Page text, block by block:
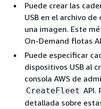
Puede crear las
USB en el archivo
una imagen. Este
On-Demand flotas
Puede especificar
dispositivos USB al
consola AWS de
CreateFleet API.
detallada sobre